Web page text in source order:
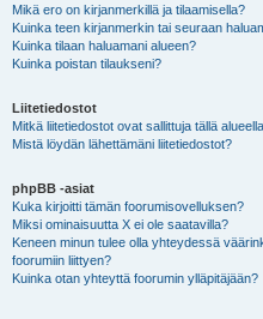
Mikä ero on kirjanmerkillä ja tilaamisella?
Kuinka teen kirjanmerkin tai seuraan
Kuinka tilaan haluamani alueen?
Kuinka poistan tilaukseni?
Liitetiedostot
Mitkä liitetiedostot ovat sallittuja tällä
Mistä löydän lähettämäni liitetiedostot?
phpBB -asiat
Kuka kirjoitti tämän foorumisovelluksen?
Miksi ominaisuutta X ei ole saatavilla?
Keneen minun tulee olla yhteydessä
foorumiin liittyen?
Kuinka otan yhteyttä foorumin ylläpitäjään?